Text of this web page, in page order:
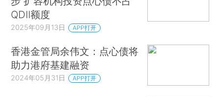
QDII额度
2025年09月13日 APP打开
香港金管局余伟文：点心债将
助力港府基建融资
2024年05月31日 APP打开